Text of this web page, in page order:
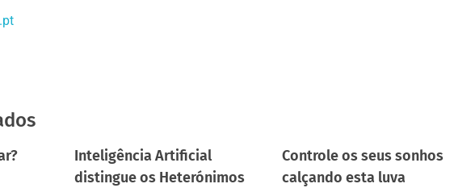
Inteligência Artificial
distingue os Heterónimos
Controle os seus sonhos
calçando esta luva